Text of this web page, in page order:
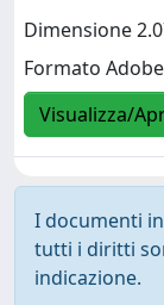
Dimensione
Formato
Visualizza/
I documenti
tutti i diritti
indicazione.